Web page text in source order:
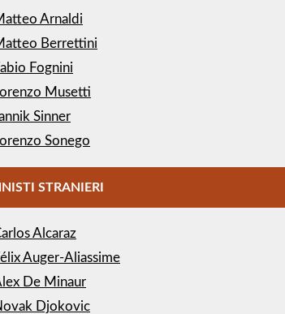
Arnaldi
Berrettini
Fognini
Musetti
Sinner
Sonego
STRANIERI
Alcaraz
Auger-Aliassime
De Minaur
Djokovic